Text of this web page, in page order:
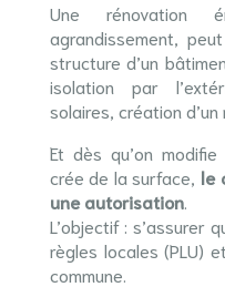
Une rénovation
agrandissement,
structure d’un
isolation par
solaires, création
Et dès qu’on
crée de la surface, le
une autorisation.
L’objectif : s’assurer
règles locales (PLU)
commune.